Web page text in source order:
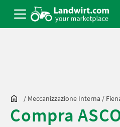
/ Meccanizzazione Interna /
Compra